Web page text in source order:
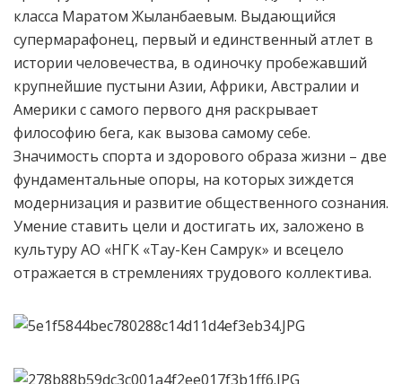
класса Маратом Жыланбаевым. Выдающийся
супермарафонец, первый и единственный атлет в
истории человечества, в одиночку пробежавший
крупнейшие пустыни Азии, Африки, Австралии и
Америки с самого первого дня раскрывает
философию бега, как вызова самому себе.
Значимость спорта и здорового образа жизни – две
фундаментальные опоры, на которых зиждется
модернизация и развитие общественного сознания.
Умение ставить цели и достигать их, заложено в
культуру АО «НГК «Тау-Кен Самрук» и всецело
отражается в стремлениях трудового коллектива.